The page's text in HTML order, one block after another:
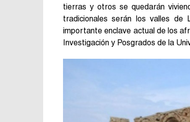
tierras y otros se quedarán
tradicionales serán los valles de
importante enclave actual de los
Investigación y Posgrados de la